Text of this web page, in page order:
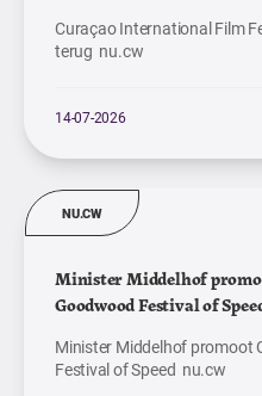
Curaçao International Film
terug nu.cw
14-07-2026
NU.CW
Minister Middelhof
Goodwood Festival of
Minister Middelhof promoot
Festival of Speed nu.cw